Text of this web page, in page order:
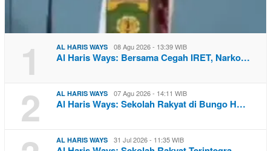
1 AL HARIS WAYS 08 Agu 2026 - 13:39 WIB
Al Haris Ways: Bersama Cegah IRET, Narko…
2 AL HARIS WAYS 07 Agu 2026 - 14:11 WIB
Al Haris Ways: Sekolah Rakyat di Bungo H…
AL HARIS WAYS 31 Jul 2026 - 11:35 WIB